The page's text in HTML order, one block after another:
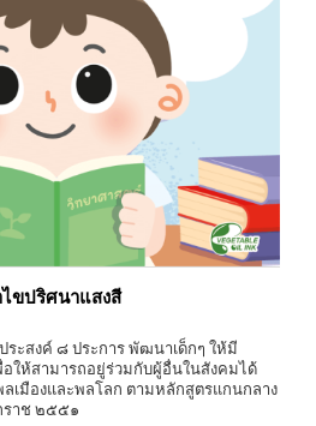
ไขปริศนาแสงสี
สงค์ ๘ ประการ พัฒนาเด็กๆ ให้มี
ให้สามารถอยู่ร่วมกับผู้อื่นในสังคมได้
เมืองและพลโลก ตามหลักสูตรแกนกลาง
ราช ๒๕๕๑